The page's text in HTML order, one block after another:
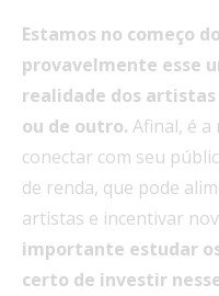
Estamos no começo
provavelmente esse
realidade dos
ou de outro. Afinal, é a
conectar com seu
de renda, que pode
artistas e incentivar
importante estudar
certo de investir